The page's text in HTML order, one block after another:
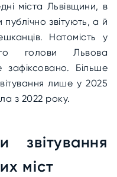
міста Львівщини, в
публічно звітують, а й
Натомість у
голови Львова
Більше
лише у 2025
з 2022 року.
звітування
міст